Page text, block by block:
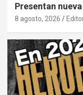
Presentan
8 agosto, 2026